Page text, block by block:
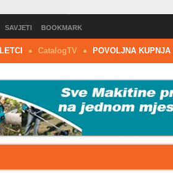
SAVJETI BOOKMARK
LETCI CatalogTV POVOLJNA KUPNJA